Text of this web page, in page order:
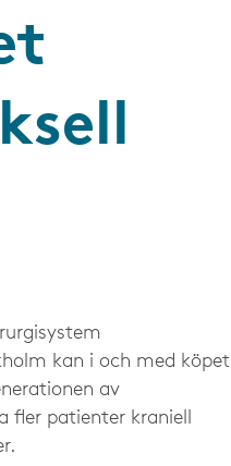
kan i och med köpet
av
patienter kraniell